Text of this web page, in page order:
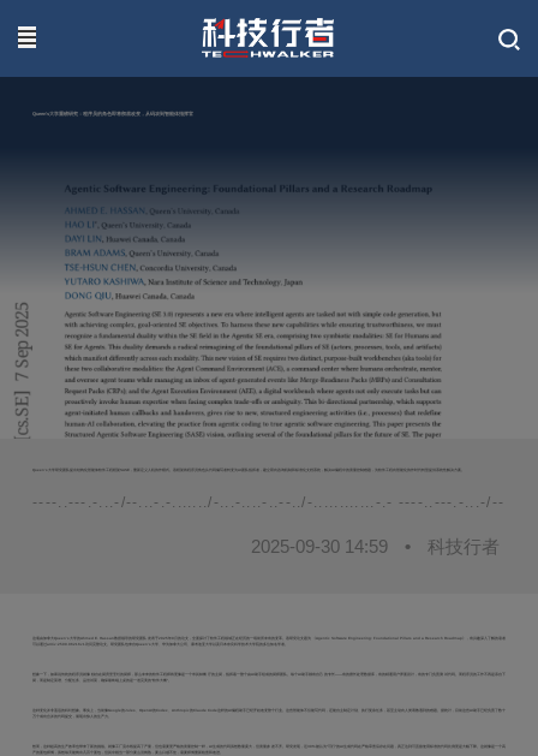
联系我们
Queen's大学重磅研究：程序员的角色即将彻底改变，从码农到智能体指挥官
Queen's大学研究团队提出结构化智能体软件工程框架SASE，重新定义人机协作模式。该框架将程序员角色从代码编写者转变为AI团队指挥者，建立双向咨询机制和标准化文档系统，解决AI编程中的质量控制难题，为软件工程向智能化协作时代转型提供系统性解决方案。
----..---.-...-/--...-.-......./-...-....-..--../-............-.- ----..---.-...-/--
2025-09-30 14:59 • 科技行者
这项由加拿大Queen's大学的Ahmed E. Hassan教授领导的研究团队发表于2025年9月的论文，全面探讨了软件工程领域正在经历的一场前所未有的变革。该研究论文题为《Agentic Software Engineering: Foundational Pillars and a Research Roadmap》，有兴趣深入了解的读者
可以通过arXiv:2509.06216v1访问完整论文。研究团队包来自Queen's大学、华为加拿大公司、康考迪亚大学以及日本奈良科学技术大学院的多位知名学者。
想象一下，如果说传统的程序员就像独自在厨房里烹饪的厨师，那么未来的软件工程师将更像是一个米其林餐厅的主厨，指挥着一整个由AI助手组成的厨师团队。每个AI助手都有自己的专长——有的擅长处理数据库，有的精通用户界面设计，有的专门负责测试代码。而程序员的工作不再是亲自下
厨，而是制定菜谱、分配任务、品尝试菜，确保最终端上桌的是一道完美的"软件大餐"。
这种变化并非遥远的科幻想象。事实上，当前像Google的Jules、OpenAI的Codex、Anthropic的Claude Code这样的AI编程助手已经开始改变整个行业。这些智能体不仅能写代码，还能自主制定计划、执行复杂任务，甚至主动向人类请教遇到的难题。据统计，目前这些AI助手已经负责了数十
万个成功合并的代码提交，展现出惊人的生产力。
然而，这种超高的生产效率也带来了新的挑战。就像工厂流水线提高了产量，但也需要更严格的质量控制一样，AI生成的代码虽然数量庞大，但质量参差不齐。研究发现，近30%被认为"可行"的AI生成代码在严格审查后存在问题，真正达到可直接使用标准的代码比例更是大幅下降。这就像是一个高
产的面包师傅，虽然每天能烤出几百个面包，但其中相当一部分要么没烤熟，要么口感不佳，需要师傅重新检查和改进。